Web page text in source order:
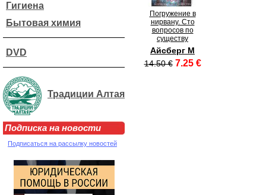
Гигиена
Бытовая химия
DVD
Традиции Алтая
Подписка на новости
Подписаться на рассылку новостей
Погружение в
нирвану. Сто
вопросов по
существу
Айсберг М
14.50 € 7.25 €